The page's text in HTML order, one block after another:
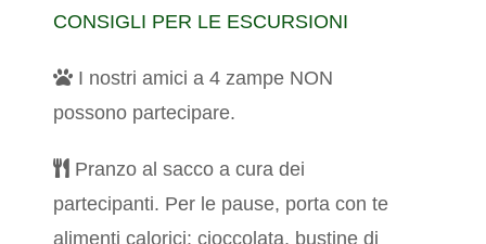
CONSIGLI PER LE ESCURSIONI
I nostri amici a 4 zampe NON
possono partecipare.
Pranzo al sacco a cura dei
partecipanti. Per le pause, porta con te
alimenti calorici: cioccolata, bustine di